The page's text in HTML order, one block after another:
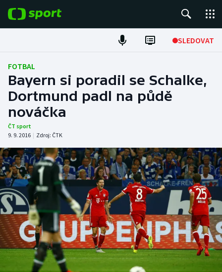
SLEDOVAT
Fotbal
Hokej
Tenis
Atletika
Cyklistika
DALŠÍ SPORTY
Americký fotbal
Baseball a softbal
Basketbal
NEPŘEHLÉDNĚTE
Soutěže
Historické návraty
FOTBAL
Bayern si poradil se Schalke,
Dortmund padl na půdě
nováčka
ČT sport
9. 9. 2016 | Zdroj: ČTK